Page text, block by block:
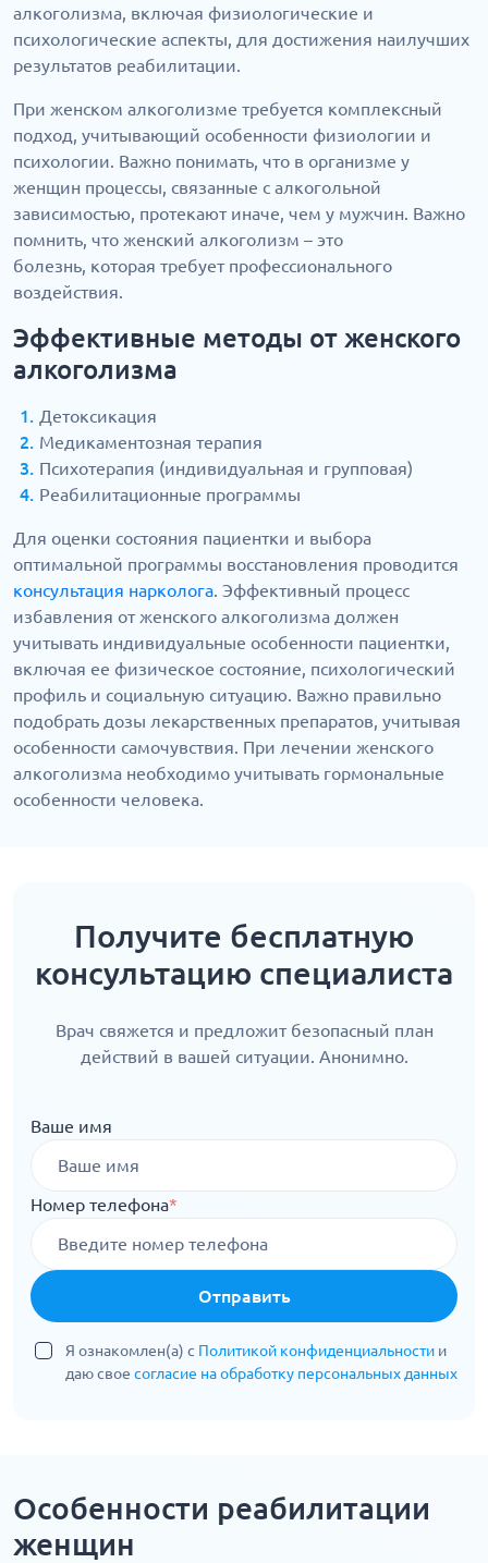
алкоголизма, включая физиологические и
психологические аспекты, для достижения наилучших
результатов реабилитации.
При женском алкоголизме требуется комплексный
подход, учитывающий особенности физиологии и
психологии. Важно понимать, что в организме у
женщин процессы, связанные с алкогольной
зависимостью, протекают иначе, чем у мужчин. Важно
помнить, что женский алкоголизм – это
болезнь, которая требует профессионального
воздействия.
Эффективные методы от женского
алкоголизма
Детоксикация
Медикаментозная терапия
Психотерапия (индивидуальная и групповая)
Реабилитационные программы
Для оценки состояния пациентки и выбора
оптимальной программы восстановления проводится
консультация нарколога. Эффективный процесс
избавления от женского алкоголизма должен
учитывать индивидуальные особенности пациентки,
включая ее физическое состояние, психологический
профиль и социальную ситуацию. Важно правильно
подобрать дозы лекарственных препаратов, учитывая
особенности самочувствия. При лечении женского
алкоголизма необходимо учитывать гормональные
особенности человека.
Получите бесплатную
консультацию специалиста
Врач свяжется и предложит безопасный план
действий в вашей ситуации. Анонимно.
Ваше имя
Номер телефона*
Отправить
Я ознакомлен(а) с Политикой конфиденциальности и
даю свое согласие на обработку персональных данных
Особенности реабилитации
женщин